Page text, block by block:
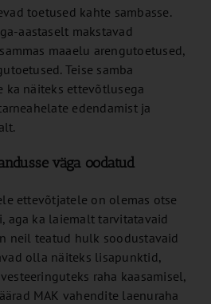
toetused kahte sambasse.
aastaselt makstavad
maaelu arengutoetused,
Teise samba
ka näiteks ettevõtlusega
edendamist ja
väga oodatud
ettevõtjatele on olemas otse
aga ka laiemalt tarvitatavaid
neil teatud hulk soodustavaid
olla näiteks lisapunktid,
raha kaasamisel,
MAK vahendite laenuraha